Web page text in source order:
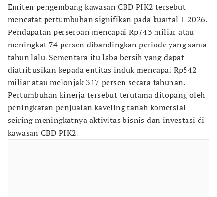
Emiten pengembang kawasan CBD PIK2 tersebut
mencatat pertumbuhan signifikan pada kuartal I-2026.
Pendapatan perseroan mencapai Rp743 miliar atau
meningkat 74 persen dibandingkan periode yang sama
tahun lalu. Sementara itu laba bersih yang dapat
diatribusikan kepada entitas induk mencapai Rp542
miliar atau melonjak 317 persen secara tahunan.
Pertumbuhan kinerja tersebut terutama ditopang oleh
peningkatan penjualan kaveling tanah komersial
seiring meningkatnya aktivitas bisnis dan investasi di
kawasan CBD PIK2.